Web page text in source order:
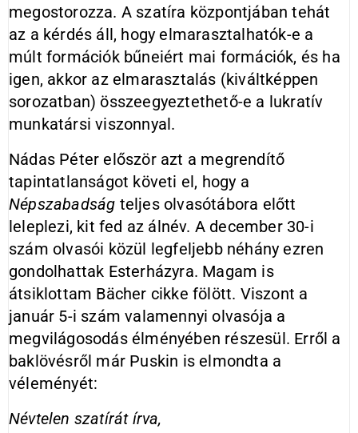
megostorozza. A szatíra központjában tehát
az a kérdés áll, hogy elmarasztalhatók-e a
múlt formációk bűneiért mai formációk, és ha
igen, akkor az elmarasztalás (kiváltképpen
sorozatban) összeegyeztethető-e a lukratív
munkatársi viszonnyal.
Nádas Péter először azt a megrendítő
tapintatlanságot követi el, hogy a
Népszabadság teljes olvasótábora előtt
leleplezi, kit fed az álnév. A december 30-i
szám olvasói közül legfeljebb néhány ezren
gondolhattak Esterházyra. Magam is
átsiklottam Bächer cikke fölött. Viszont a
január 5-i szám valamennyi olvasója a
megvilágosodás élményében részesül. Erről a
baklövésről már Puskin is elmondta a
véleményét:
Névtelen szatírát írva,